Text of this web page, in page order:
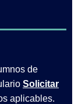
de
Solicitar
aplicables.